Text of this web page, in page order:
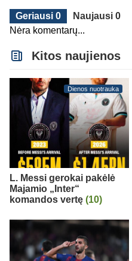
Geriausi 0 Naujausi 0
Nėra komentarų...
Kitos naujienos
Dienos nuotrauka
L. Messi gerokai pakėlė
Majamio „Inter“
komandos vertę (10)